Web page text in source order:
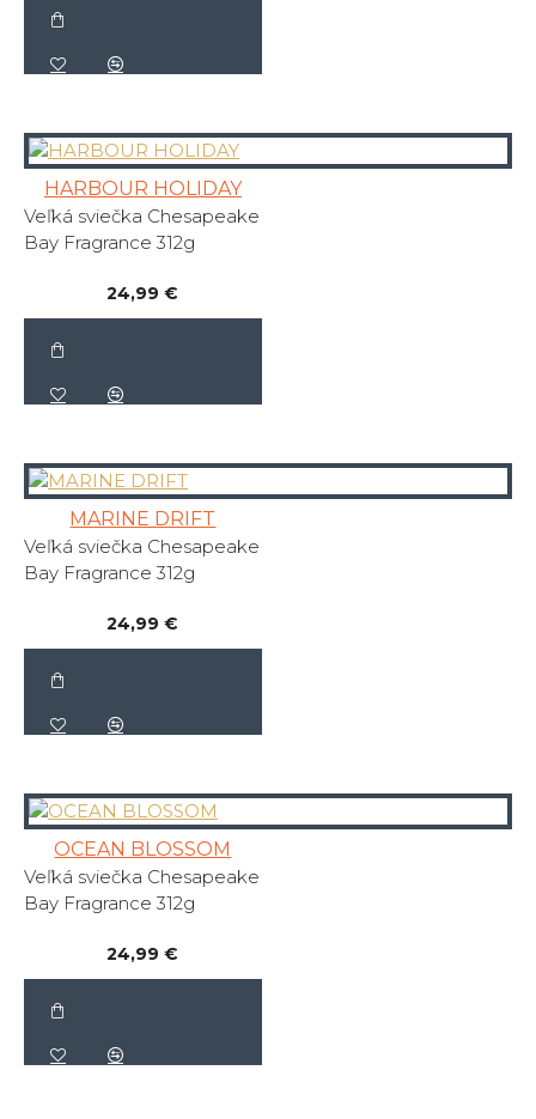
HARBOUR HOLIDAY
Veľká sviečka Chesapeake
Bay Fragrance 312g
24,99 €
MARINE DRIFT
Veľká sviečka Chesapeake
Bay Fragrance 312g
24,99 €
OCEAN BLOSSOM
Veľká sviečka Chesapeake
Bay Fragrance 312g
24,99 €